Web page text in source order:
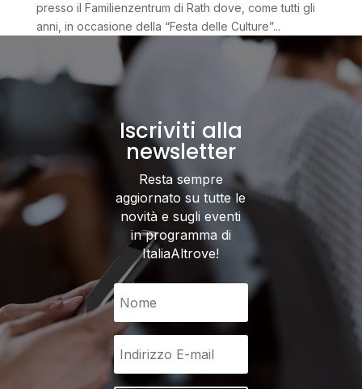
presso il Familienzentrum di Rath dove, come tutti gli
anni, in occasione della “Festa delle Culture”...
Iscriviti alla
newsletter
Resta sempre
aggiornato su tutte le
novità e sugli eventi
in programma di
ItaliaAltrove!